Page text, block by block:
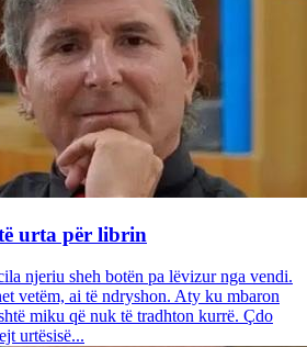
urta për librin
njeriu sheh botën pa lëvizur nga vendi.
vetëm, ai të ndryshon. Aty ku mbaron
miku që nuk të tradhton kurrë. Çdo
urtësisë...